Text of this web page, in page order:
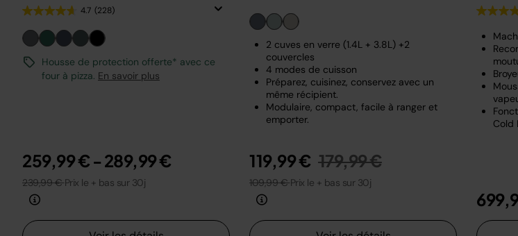
4.7 (228)
Housse de protection offerte* avec ce
four à pizza. En savoir plus
259,99 € - 289,99 €
239,99 €Prix le + bas sur 30j
2 cuves en verre (1.4L + 3.8L) +2
couvercles
4 modes de cuisson
Préparez, cuisinez, conservez avec un
même récipient.
Modulaire, compact, facile à ranger et
emporter.
119,99 € Prix réduit de
179,99 €au
109,99 €Prix le + bas sur 30j
Cold